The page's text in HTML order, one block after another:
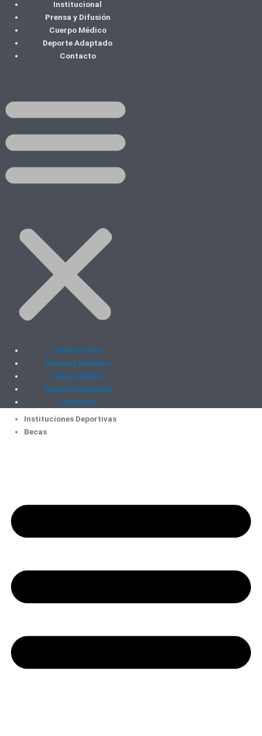
contenido
Institucional
Prensa y Difusión
Cuerpo Médico
Deporte Adaptado
Contacto
Institucional
Prensa y Difusión
Cuerpo Médico
Deporte Adaptado
Contacto
Instituciones Deportivas
Becas